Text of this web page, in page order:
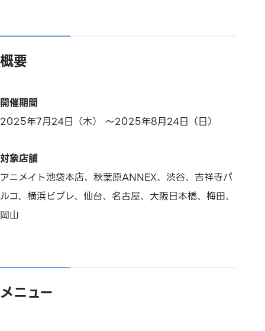
概要
開催期間
2025年7月24日（木） ～2025年8月24日（日）
対象店舗
アニメイト池袋本店、秋葉原ANNEX、渋谷、吉祥寺パ
ルコ、横浜ビブレ、仙台、名古屋、大阪日本橋、梅田、
岡山
メニュー